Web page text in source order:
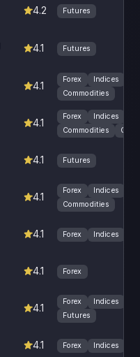
4.2 Futures
4.1 Futures
4.1
Forex
Indices
Commodities
4.1
Forex
Indices
Commodities
4.1 Futures
4.1
Forex
Indices
Commodities
4.1 Forex Indices
4.1 Forex
4.1
Forex Indices
Futures
4.1 Forex Indices